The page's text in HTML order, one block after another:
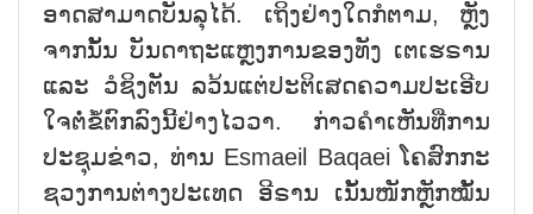
ອາດ​ສາ​ມາດ​ບັນ​ລຸ​ໄດ້. ເຖິງ​ຢ່າງ​ໃດ​ກໍ​ຕາມ, ຫຼັງ​
ຈາກ​ນັ້ນ ບັນ​ດາ​ຖະ​ແຫຼງ​ການ​ຂອງ​ທັງ ເຕ​ເຮ​ຣານ
ແລະ ວໍ​ຊິງ​ຕັນ ລ​ວ້ນ​ແຕ່​ປະ​ຕິ​ເສດ​ຄວາມ​ປະ​ເອີບ​
ໃຈ​ຕໍ່​ຂໍ້​ຕົກ​ລົງ​ນີ້​ຢ່າງ​ໄວ​ວາ. ກ່າວ​ຄຳ​ເຫັນ​ທີ່​ການ​
ປະ​ຊຸມຂ່າວ, ທ່ານ Esmaeil Baqaei ໂຄ​ສົກ​ກະ​
ຊວງ​ການ​ຕ່າງ​ປະ​ເທດ ອີ​ຣານ ເນັ້ນ​ໜັກ​ຫຼັກ​ໝັ້ນ​